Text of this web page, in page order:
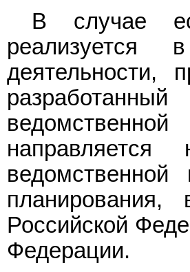
В случае
реализуется
деятельности,
планирования,
Российской
Федерации.